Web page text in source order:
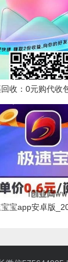
收：0元购代收
，薅羊毛变现好
宝app安卓版